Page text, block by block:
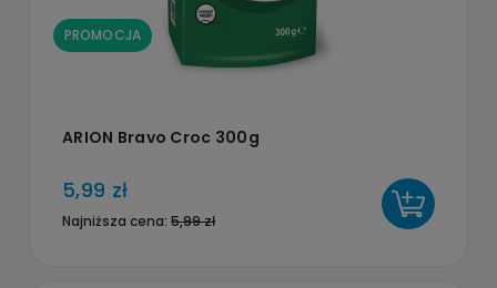
ARION Bravo Croc 300g
5,99 zł
Najniższa cena: 5,99 zł
PROMOCJA